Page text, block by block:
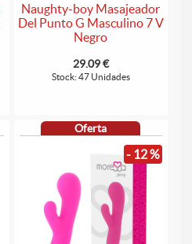
Naughty-boy Masajeador
Del Punto G Masculino 7 V
Negro
29.09 €
Stock: 47 Unidades
Oferta
- 12 %